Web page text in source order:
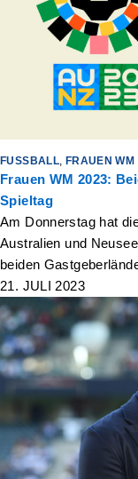
FUSSBALL , FRAUEN
Frauen WM 2023:
Spieltag
Am Donnerstag hat
Australien und
beiden
21. JULI 2023